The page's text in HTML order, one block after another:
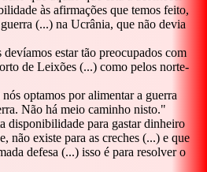
às afirmações que temos feito,
(...) na Ucrânia, que não devia
devíamos estar tão preocupados com
de Leixões (...) como pelos norte-
optamos por alimentar a guerra
Não há meio caminho nisto."
disponibilidade para gastar dinheiro
não existe para as creches (...) e que
defesa (...) isso é para resolver o